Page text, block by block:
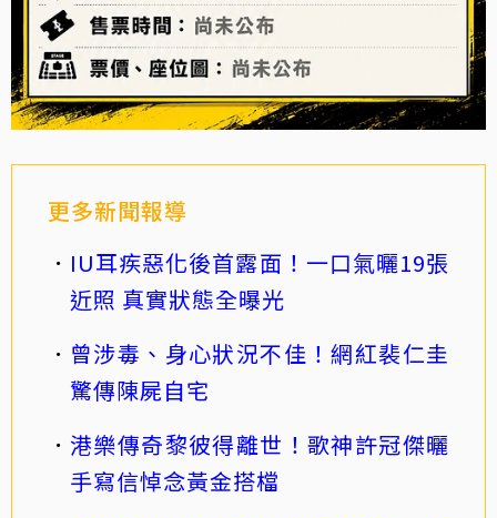
更多新聞報導
IU耳疾惡化後首露面！一口氣曬19張
近照 真實狀態全曝光
曾涉毒、身心狀況不佳！網紅裴仁圭
驚傳陳屍自宅
港樂傳奇黎彼得離世！歌神許冠傑曬
手寫信悼念黃金搭檔